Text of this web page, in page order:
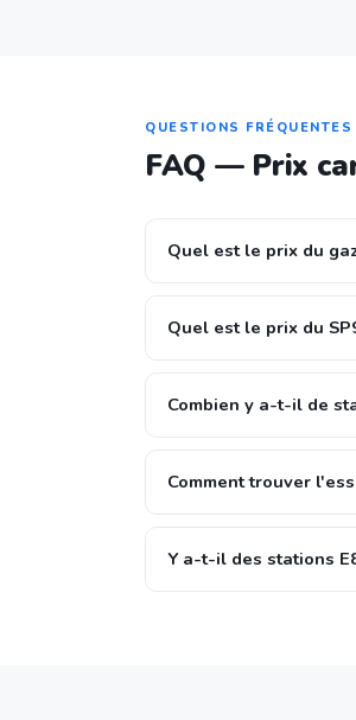
QUESTIONS FRÉQUENTES
FAQ — Prix
Quel est le prix du
Quel est le prix du
Combien y a-t-il de
Comment trouver
Y a-t-il des stations